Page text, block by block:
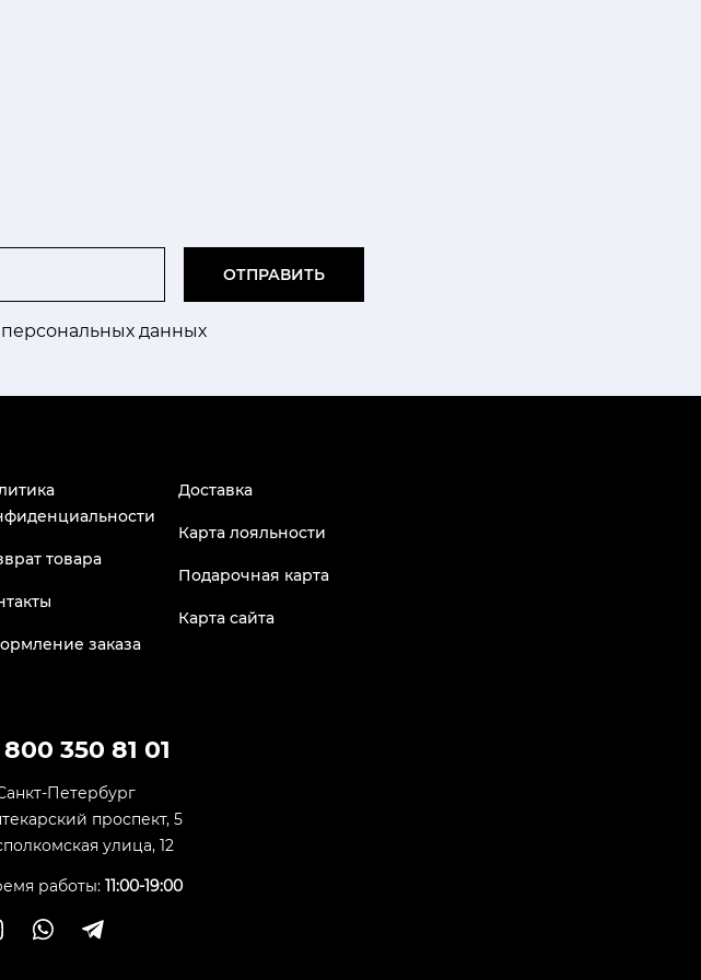
ОТПРАВИТЬ
данных
товара
заказа
Доставка
Карта лояльности
Подарочная карта
Карта сайта
350 81 01
Петербург
проспект, 5
улица, 12
работы: 11:00-19:00